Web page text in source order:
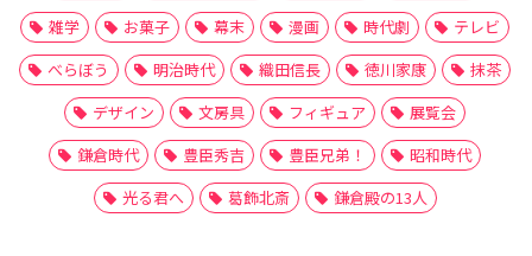
雑学
お菓子 幕末 漫画 時代劇
テレビ
べらぼう
明治時代 織田信長 徳川家康
抹茶
デザイン
文房具 フィギュア
展覧会
鎌倉時代
豊臣秀吉 豊臣兄弟！
昭和時代
光る君へ
葛飾北斎 鎌倉殿の13人